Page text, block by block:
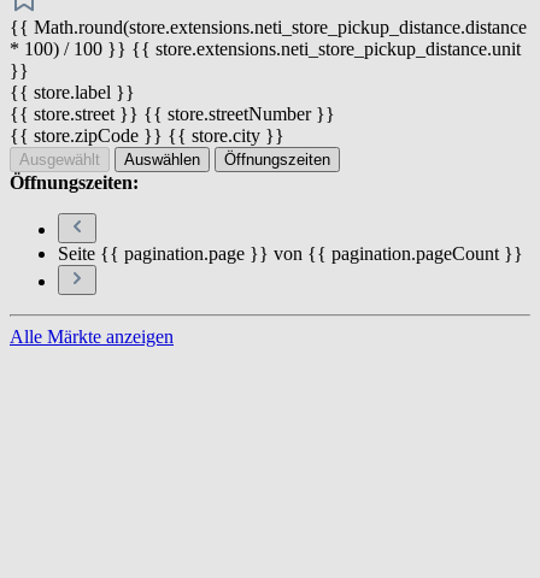
{{ Math.round(store.extensions.neti_store_pickup_distance.distance
* 100) / 100 }} {{ store.extensions.neti_store_pickup_distance.unit
}}
{{ store.label }}
{{ store.street }} {{ store.streetNumber }}
{{ store.zipCode }} {{ store.city }}
Ausgewählt Auswählen Öffnungszeiten
Öffnungszeiten:
Seite {{ pagination.page }} von {{ pagination.pageCount }}
Alle Märkte anzeigen